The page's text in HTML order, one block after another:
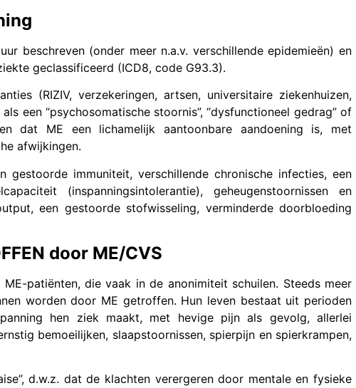
beschreven (onder meer n.a.v. verschillende epidemieën) en
geclassificeerd (ICD8, code G93.3).
(RIZIV, verzekeringen, artsen, universitaire ziekenhuizen,
een “psychosomatische stoornis”, “dysfunctioneel gedrag” of
dat ME een lichamelijk aantoonbare aandoening is, met
afwijkingen.
gestoorde immuniteit, verschillende chronische infecties, een
(inspanningsintolerantie), geheugenstoornissen en
een gestoorde stofwisseling, verminderde doorbloeding
door ME/CVS
patiënten, die vaak in de anonimiteit schuilen. Steeds meer
worden door ME getroffen. Hun leven bestaat uit perioden
hen ziek maakt, met hevige pijn als gevolg, allerlei
bemoeilijken, slaapstoornissen, spierpijn en spierkrampen,
d.w.z. dat de klachten verergeren door mentale en fysieke